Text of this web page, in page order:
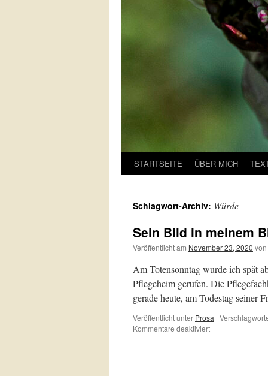
STARTSEITE ÜBER MICH
Schlagwort-Archiv: Würde
Sein Bild in meinem
Veröffentlicht am November 23, 2020 von
Am Totensonntag wurde ich spät
Pflegeheim gerufen. Die
gerade heute, am Todestag seiner
Veröffentlicht unter Prosa |
Kommentare deaktiviertfür